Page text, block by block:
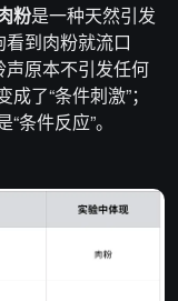
粉是一种天然引发
看到肉粉就流口
声原本不引发任何
了“条件刺激”；
条件反应”。